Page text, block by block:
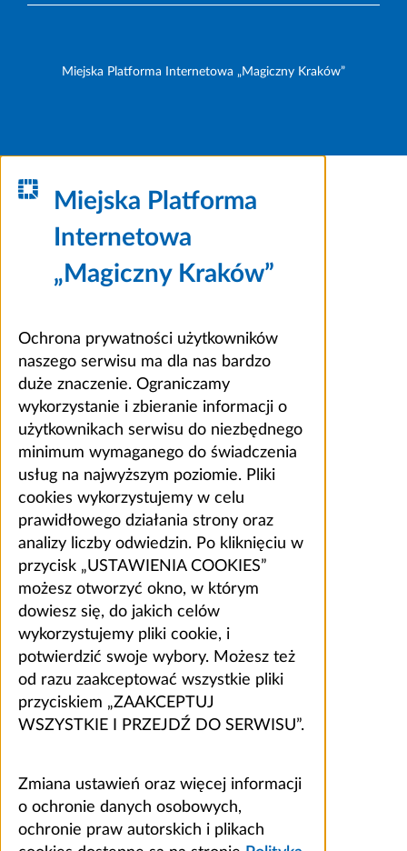
Miejska Platforma Internetowa „Magiczny Kraków”
Miejska Platforma
Internetowa
„Magiczny Kraków”
Ochrona prywatności użytkowników
naszego serwisu ma dla nas bardzo
duże znaczenie. Ograniczamy
wykorzystanie i zbieranie informacji o
użytkownikach serwisu do niezbędnego
minimum wymaganego do świadczenia
usług na najwyższym poziomie. Pliki
cookies wykorzystujemy w celu
prawidłowego działania strony oraz
analizy liczby odwiedzin. Po kliknięciu w
przycisk „USTAWIENIA COOKIES”
możesz otworzyć okno, w którym
dowiesz się, do jakich celów
wykorzystujemy pliki cookie, i
potwierdzić swoje wybory. Możesz też
od razu zaakceptować wszystkie pliki
przyciskiem „ZAAKCEPTUJ
WSZYSTKIE I PRZEJDŹ DO SERWISU”.
Zmiana ustawień oraz więcej informacji
o ochronie danych osobowych,
ochronie praw autorskich i plikach